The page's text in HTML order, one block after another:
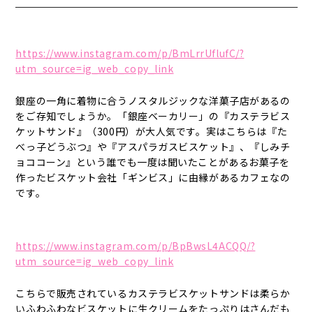
https://www.instagram.com/p/BmLrrUflufC/?
utm_source=ig_web_copy_link
銀座の一角に着物に合うノスタルジックな洋菓子店があるの
をご存知でしょうか。「銀座ベーカリー」の『カステラビス
ケットサンド』（300円）が大人気です。実はこちらは『た
べっ子どうぶつ』や『アスパラガスビスケット』、『しみチ
ョココーン』という誰でも一度は聞いたことがあるお菓子を
作ったビスケット会社「ギンビス」に由縁があるカフェなの
です。
https://www.instagram.com/p/BpBwsL4ACQQ/?
utm_source=ig_web_copy_link
こちらで販売されているカステラビスケットサンドは柔らか
いふわふわなビスケットに生クリームをたっぷりはさんだも